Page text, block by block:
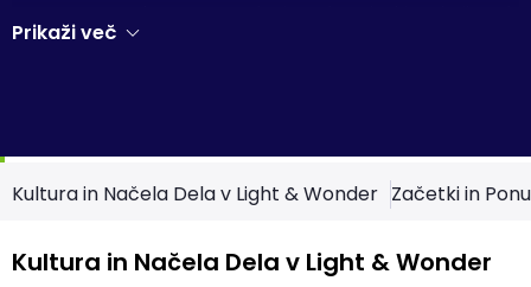
zgodnjih sedemdesetih, je Light & Wonder pravi
Prikaži več
Kultura in Načela Dela v Light & Wonder Začetki in
Kultura in Načela Dela v Light & Wonder